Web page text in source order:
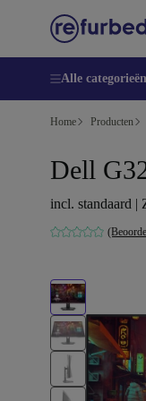
Alle categorieën
Home Producten
Dell
incl. standaard |